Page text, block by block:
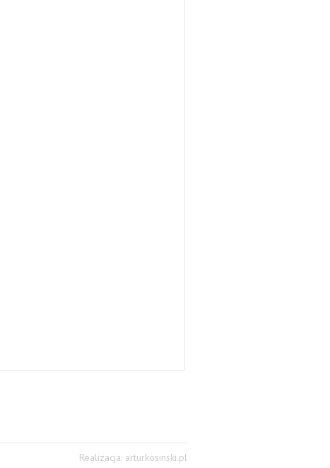
Realizacja: arturkosinski.pl